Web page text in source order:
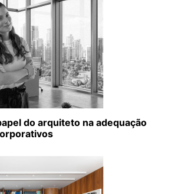
do arquiteto na adequação